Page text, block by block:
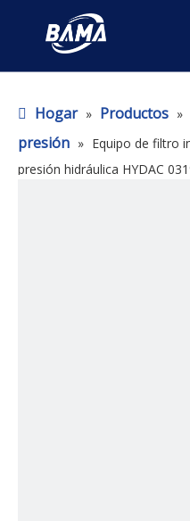
Hogar » Productos »
presión » Equipo de filtro
presión hidráulica HYDAC